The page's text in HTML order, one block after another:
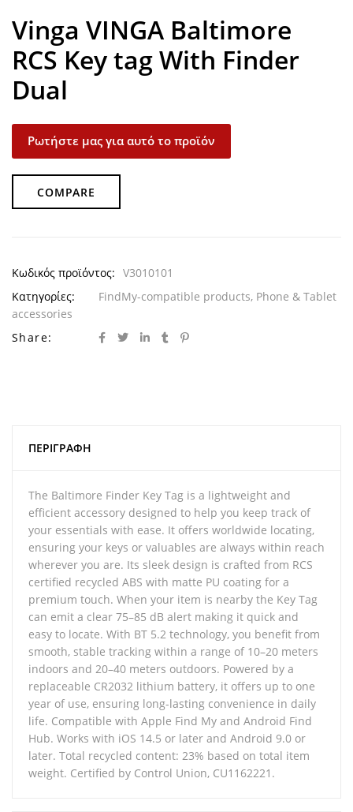
Vinga VINGA Baltimore
RCS Key tag With Finder
Dual
Ρωτήστε μας για αυτό το προϊόν
COMPARE
Κωδικός προϊόντος: V3010101
Κατηγορίες:
FindMy-compatible products, Phone & Tablet
accessories
Share:
ΠΕΡΙΓΡΑΦΉ
The Baltimore Finder Key Tag is a lightweight and
efficient accessory designed to help you keep track of
your essentials with ease. It offers worldwide locating,
ensuring your keys or valuables are always within reach
wherever you are. Its sleek design is crafted from RCS
certified recycled ABS with matte PU coating for a
premium touch. When your item is nearby the Key Tag
can emit a clear 75–85 dB alert making it quick and
easy to locate. With BT 5.2 technology, you benefit from
smooth, stable tracking within a range of 10–20 meters
indoors and 20–40 meters outdoors. Powered by a
replaceable CR2032 lithium battery, it offers up to one
year of use, ensuring long-lasting convenience in daily
life. Compatible with Apple Find My and Android Find
Hub. Works with iOS 14.5 or later and Android 9.0 or
later. Total recycled content: 23% based on total item
weight. Certified by Control Union, CU1162221.